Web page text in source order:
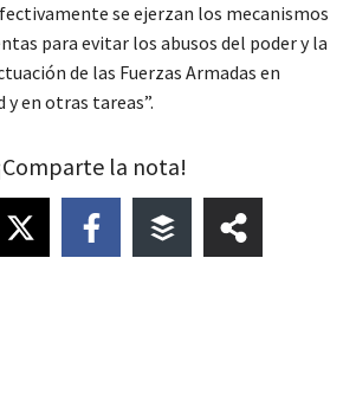
se ejerzan los mecanismos
para evitar los abusos del poder y la
de las Fuerzas Armadas en
y en otras tareas”.
la nota!